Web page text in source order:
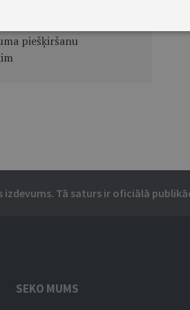
piešķiršanu
izdevums. Tā saturs ir oficiālā
SEKO MUMS